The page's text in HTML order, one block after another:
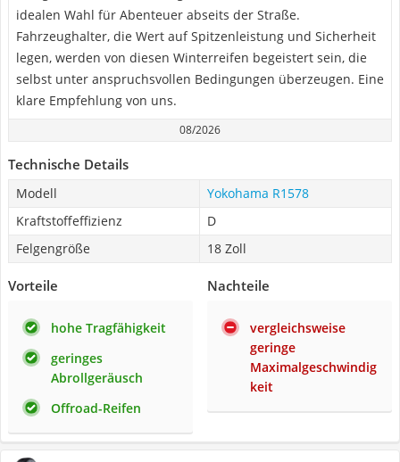
idealen Wahl für Abenteuer abseits der Straße.
Fahrzeughalter, die Wert auf Spitzenleistung und Sicherheit
legen, werden von diesen Winterreifen begeistert sein, die
selbst unter anspruchsvollen Bedingungen überzeugen. Eine
klare Empfehlung von uns.
08/2026
Technische Details
Modell
Yokohama R1578
Kraftstoffeffizienz
D
Felgengröße
18 Zoll
Vorteile
hohe Tragfähigkeit
geringes
Abrollgeräusch
Offroad-Reifen
Nachteile
vergleichsweise
geringe
Maximalgeschwindig
keit